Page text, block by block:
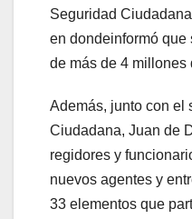
Seguridad
en dondeinformó
de más de 4 millones
Además, junto con el
Ciudadana, Juan de
regidores y
nuevos agentes y
33 elementos que